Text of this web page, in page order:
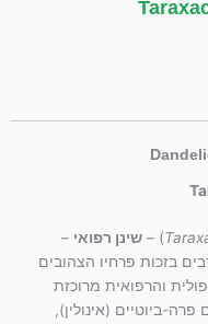
) – שינן רפואי –
בזכות פרחיו הצהובים
והרפואית מרוכזת
ביוטיים (אינולין),